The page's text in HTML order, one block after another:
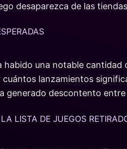
desaparezca de las
habido una notable
lanzamientos
generado descontento
LISTA DE JUEGOS